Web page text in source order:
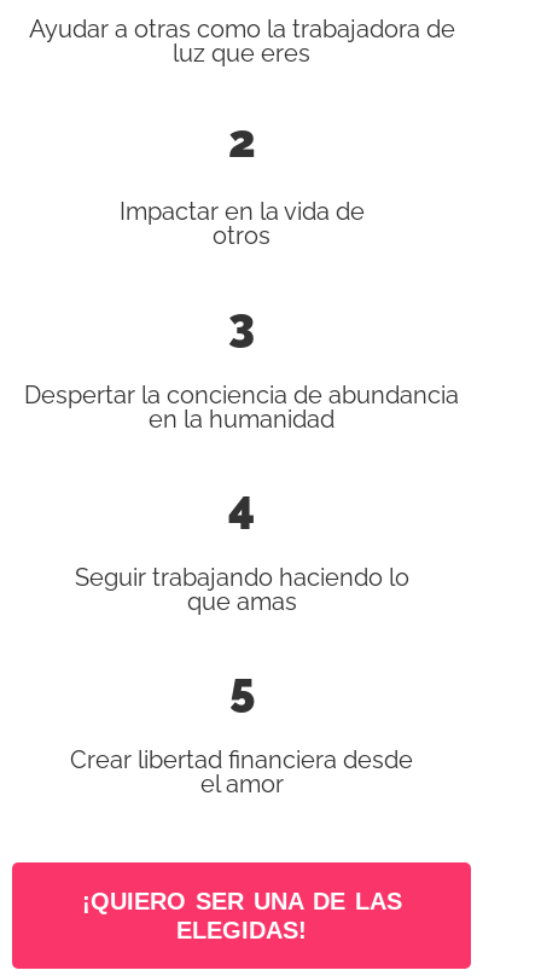
Ayudar a otras como la trabajadora de
luz que eres
2
Impactar en la vida de
otros
3
Despertar la conciencia de abundancia
en la humanidad
4
Seguir trabajando haciendo lo
que amas
5
Crear libertad financiera desde
el amor
¡QUIERO SER UNA DE LAS
ELEGIDAS!